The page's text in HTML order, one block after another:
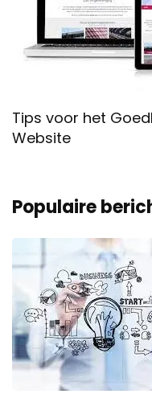
Tips voor het
Website
Populaire